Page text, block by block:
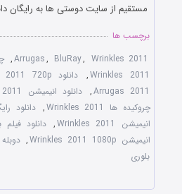
مستقیم از سایت دوستی ها به رایگان
برچسب ها
Arrugas, BluRay, Wrinkles 2011
,
Wrinkles 2011
, دانلود Wrinkles 2011 720p
Arrugas 2011
, دانلود انیمیشن Wrinkles 2011
چروکیده ها Wrinkles 2011
, دانلود
انیمیشن Wrinkles 2011
, دانلود
انیمیشن Wrinkles 2011 1080p
,
بلوری